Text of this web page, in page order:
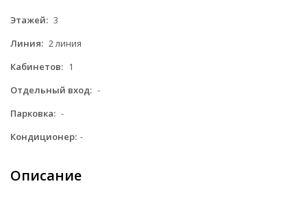
Этажей: 3
Линия: 2 линия
Кабинетов: 1
Отдельный вход: -
Парковка: -
Кондиционер: -
Описание